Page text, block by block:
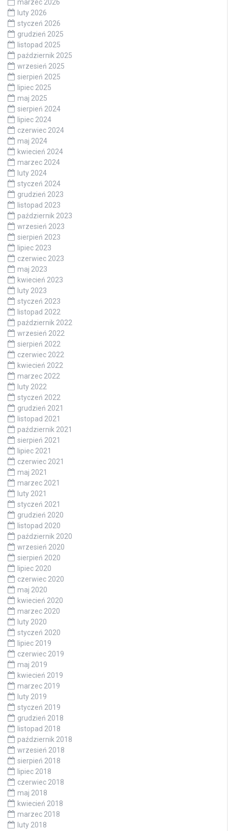
marzec 2026
luty 2026
styczeń 2026
grudzień 2025
listopad 2025
październik 2025
wrzesień 2025
sierpień 2025
lipiec 2025
maj 2025
sierpień 2024
lipiec 2024
czerwiec 2024
maj 2024
kwiecień 2024
marzec 2024
luty 2024
styczeń 2024
grudzień 2023
listopad 2023
październik 2023
wrzesień 2023
sierpień 2023
lipiec 2023
czerwiec 2023
maj 2023
kwiecień 2023
luty 2023
styczeń 2023
listopad 2022
październik 2022
wrzesień 2022
sierpień 2022
czerwiec 2022
kwiecień 2022
marzec 2022
luty 2022
styczeń 2022
grudzień 2021
listopad 2021
październik 2021
sierpień 2021
lipiec 2021
czerwiec 2021
maj 2021
marzec 2021
luty 2021
styczeń 2021
grudzień 2020
listopad 2020
październik 2020
wrzesień 2020
sierpień 2020
lipiec 2020
czerwiec 2020
maj 2020
kwiecień 2020
marzec 2020
luty 2020
styczeń 2020
lipiec 2019
czerwiec 2019
maj 2019
kwiecień 2019
marzec 2019
luty 2019
styczeń 2019
grudzień 2018
listopad 2018
październik 2018
wrzesień 2018
sierpień 2018
lipiec 2018
czerwiec 2018
maj 2018
kwiecień 2018
marzec 2018
luty 2018